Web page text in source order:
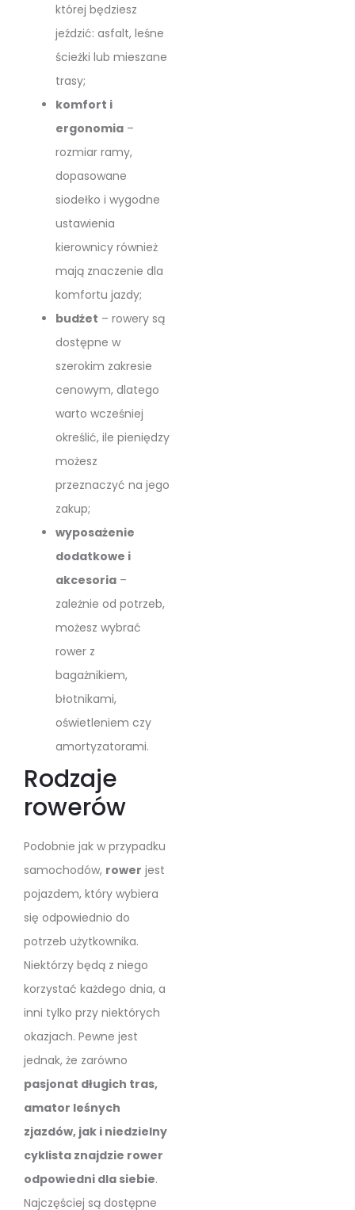
której będziesz
jeździć: asfalt, leśne
ścieżki lub mieszane
trasy;
komfort i
ergonomia –
rozmiar ramy,
dopasowane
siodełko i wygodne
ustawienia
kierownicy również
mają znaczenie dla
komfortu jazdy;
budżet – rowery są
dostępne w
szerokim zakresie
cenowym, dlatego
warto wcześniej
określić, ile pieniędzy
możesz
przeznaczyć na jego
zakup;
wyposażenie
dodatkowe i
akcesoria –
zależnie od potrzeb,
możesz wybrać
rower z
bagażnikiem,
błotnikami,
oświetleniem czy
amortyzatorami.
Rodzaje
rowerów
Podobnie jak w przypadku
samochodów, rower jest
pojazdem, który wybiera
się odpowiednio do
potrzeb użytkownika.
Niektórzy będą z niego
korzystać każdego dnia, a
inni tylko przy niektórych
okazjach. Pewne jest
jednak, że zarówno
pasjonat długich tras,
amator leśnych
zjazdów, jak i niedzielny
cyklista znajdzie rower
odpowiedni dla siebie.
Najczęściej są dostępne